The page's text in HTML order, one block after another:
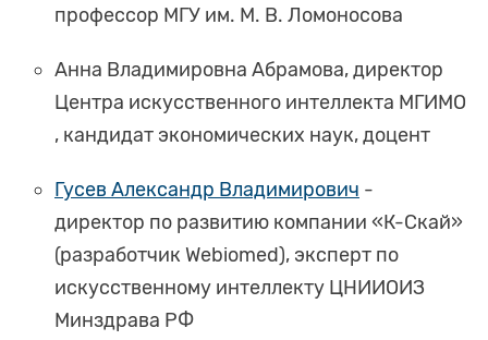
профессор МГУ им. М. В. Ломоносова
Анна Владимировна Абрамова, директор
Центра искусственного интеллекта МГИМО
, кандидат экономических наук, доцент
Гусев Александр Владимирович -
директор по развитию компании «К-Скай»
(разработчик Webiomed), эксперт по
искусственному интеллекту ЦНИИОИЗ
Минздрава РФ